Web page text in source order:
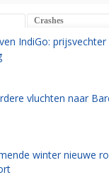
Crashes
IndiGo:
vluchten naar
winter nieuwe